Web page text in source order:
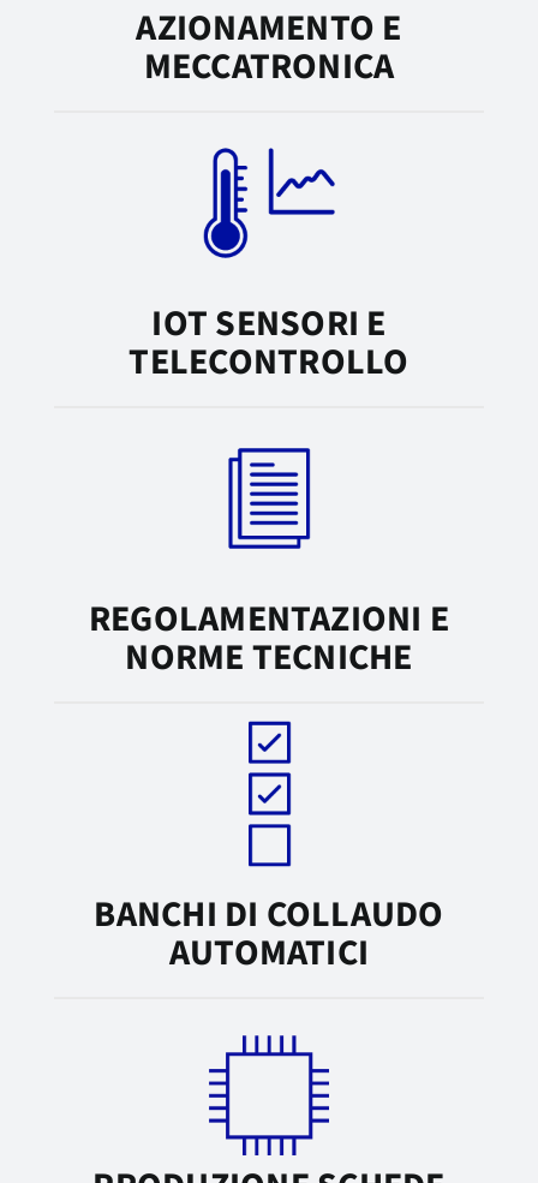
AZIONAMENTO E
MECCATRONICA
IOT SENSORI E
TELECONTROLLO
REGOLAMENTAZIONI E
NORME TECNICHE
BANCHI DI COLLAUDO
AUTOMATICI